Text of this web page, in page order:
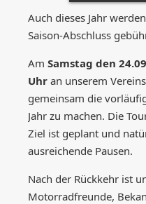
Auch dieses Jahr
Saison-Abschluss
Am Samstag den
Uhr an unserem
gemeinsam die
Jahr zu machen. Die
Ziel ist geplant und
ausreichende Pausen.
Nach der Rückkehr ist
Motorradfreunde,